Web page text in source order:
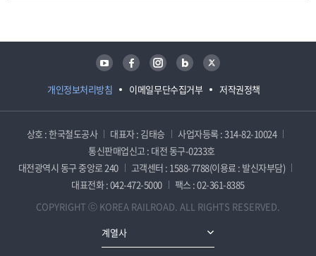
개인정보처리방침 이메일무단수집거부 저작권정책
유튜브 페이스북 인스타그램 블로그 트위터
상호 : 한국철도공사 대표자 : 김태승
사업자등록 : 314-82-10024
통신판매업신고 : 대전 동구-0233호
대전광역시 동구 중앙로 240
고객센터 : 1588-7788(이용료 : 발신자부담)
대표전화 : 042-472-5000
팩스 : 02-361-8385
COPYRIGHT ⓒ KOREA RAILROAD. ALL RIGHTS RESERVED.
계열사